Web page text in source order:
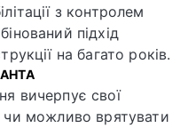
з контролем
підхід
на багато років.
вичерпує свої
чи можливо врятувати